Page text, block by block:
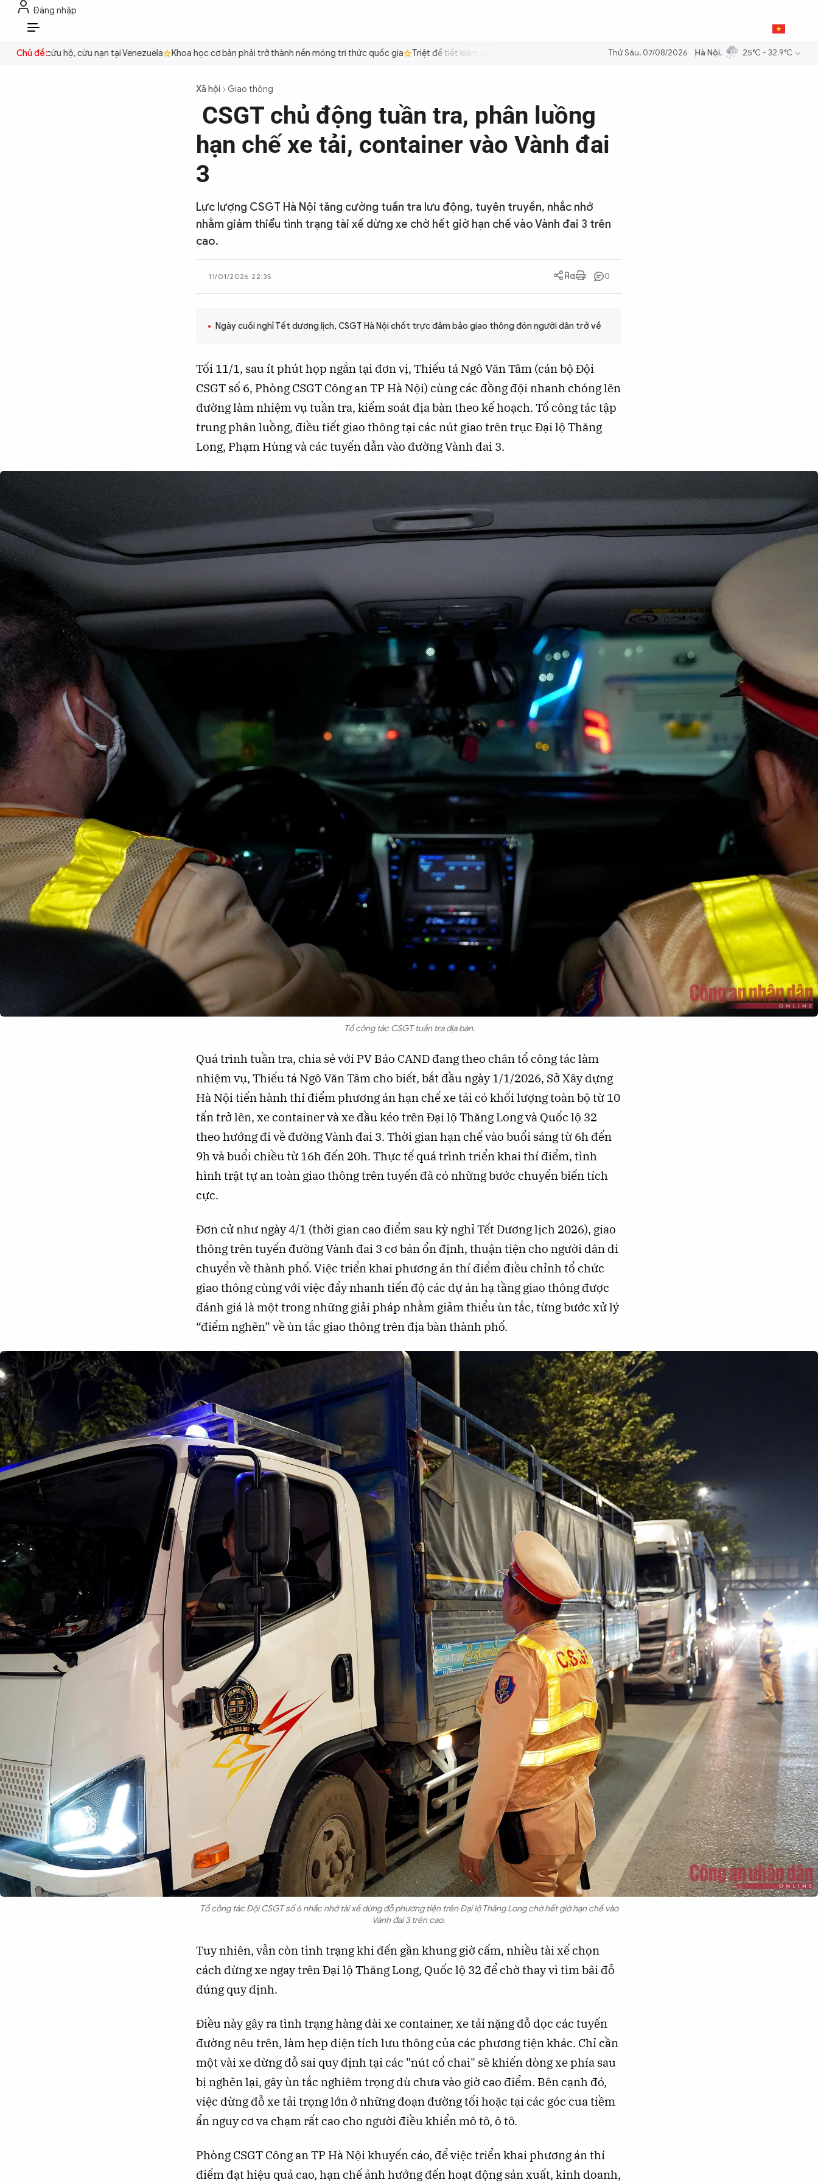
Đăng nhập
VI
eMagazine
Video Ảnh
Infographic
Chuyên trangAn ninh thế giớiVăn nghệ Công an
Chuyên đề
Chủ đề:
Nam cứu hộ, cứu nạn tại Venezuela Khoa học cơ bản phải trở thành nền móng tri thức quốc gia Triệt để tiết kiệm xăng dầu để đảm bảo an ninh năng lượng quốc gia Thực hiện Nghị quyết Đại hội XIV của
Thứ Sáu, 07/08/2026 Hà Nội, 25°C - 32.9°C
Xã hội Giao thông
CSGT chủ động tuần tra, phân luồng
hạn chế xe tải, container vào Vành đai
3
Lực lượng CSGT Hà Nội tăng cường tuần tra lưu động, tuyên truyền, nhắc nhở
nhằm giảm thiểu tình trạng tài xế dừng xe chờ hết giờ hạn chế vào Vành đai 3 trên
cao.
11/01/2026 22:35 0
Ngày cuối nghỉ Tết dương lịch, CSGT Hà Nội chốt trực đảm bảo giao thông đón người dân trở về
Tối 11/1, sau ít phút họp ngắn tại đơn vị, Thiếu tá Ngô Văn Tâm (cán bộ Đội
CSGT số 6, Phòng CSGT Công an TP Hà Nội) cùng các đồng đội nhanh chóng lên
đường làm nhiệm vụ tuần tra, kiểm soát địa bàn theo kế hoạch. Tổ công tác tập
trung phân luồng, điều tiết giao thông tại các nút giao trên trục Đại lộ Thăng
Long, Phạm Hùng và các tuyến dẫn vào đường Vành đai 3.
Tổ công tác CSGT tuần tra địa bàn.
Quá trình tuần tra, chia sẻ với PV Báo CAND đang theo chân tổ công tác làm
nhiệm vụ, Thiếu tá Ngô Văn Tâm cho biết, bắt đầu ngày 1/1/2026, Sở Xây dựng
Hà Nội tiến hành thí điểm phương án hạn chế xe tải có khối lượng toàn bộ từ 10
tấn trở lên, xe container và xe đầu kéo trên Đại lộ Thăng Long và Quốc lộ 32
theo hướng đi về đường Vành đai 3. Thời gian hạn chế vào buổi sáng từ 6h đến
9h và buổi chiều từ 16h đến 20h. Thực tế quá trình triển khai thí điểm, tình
hình trật tự an toàn giao thông trên tuyến đã có những bước chuyển biến tích
cực.
Đơn cử như ngày 4/1 (thời gian cao điểm sau kỳ nghỉ Tết Dương lịch 2026), giao
thông trên tuyến đường Vành đai 3 cơ bản ổn định, thuận tiện cho người dân di
chuyển về thành phố. Việc triển khai phương án thí điểm điều chỉnh tổ chức
giao thông cùng với việc đẩy nhanh tiến độ các dự án hạ tầng giao thông được
đánh giá là một trong những giải pháp nhằm giảm thiểu ùn tắc, từng bước xử lý
“điểm nghẽn” về ùn tắc giao thông trên địa bàn thành phố.
Tổ công tác Đội CSGT số 6 nhắc nhở tài xế dừng đỗ phương tiện trên Đại lộ Thăng Long chờ hết giờ hạn chế vào
Vành đai 3 trên cao.
Tuy nhiên, vẫn còn tình trạng khi đến gần khung giờ cấm, nhiều tài xế chọn
cách dừng xe ngay trên Đại lộ Thăng Long, Quốc lộ 32 để chờ thay vì tìm bãi đỗ
đúng quy định.
Điều này gây ra tình trạng hàng dài xe container, xe tải nặng đỗ dọc các tuyến
đường nêu trên, làm hẹp diện tích lưu thông của các phương tiện khác. Chỉ cần
một vài xe dừng đỗ sai quy định tại các "nút cổ chai" sẽ khiến dòng xe phía sau
bị nghẽn lại, gây ùn tắc nghiêm trọng dù chưa vào giờ cao điểm. Bên cạnh đó,
việc dừng đỗ xe tải trọng lớn ở những đoạn đường tối hoặc tại các góc cua tiềm
ẩn nguy cơ va chạm rất cao cho người điều khiển mô tô, ô tô.
Phòng CSGT Công an TP Hà Nội khuyến cáo, để việc triển khai phương án thí
điểm đạt hiệu quả cao, hạn chế ảnh hưởng đến hoạt động sản xuất, kinh doanh,